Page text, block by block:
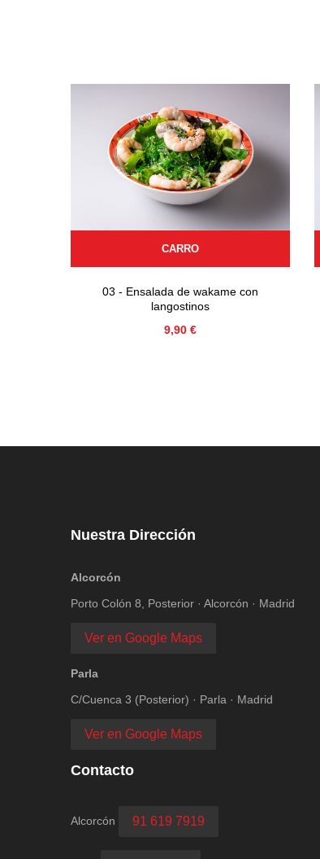
CARRO
03 - Ensalada de wakame con
langostinos
Precio
9,90 €
Nuestra Dirección
Alcorcón
Porto Colón 8, Posterior · Alcorcón · Madrid
Ver en Google Maps
Parla
C/Cuenca 3 (Posterior) · Parla · Madrid
Ver en Google Maps
Contacto
Alcorcón 91 619 7919